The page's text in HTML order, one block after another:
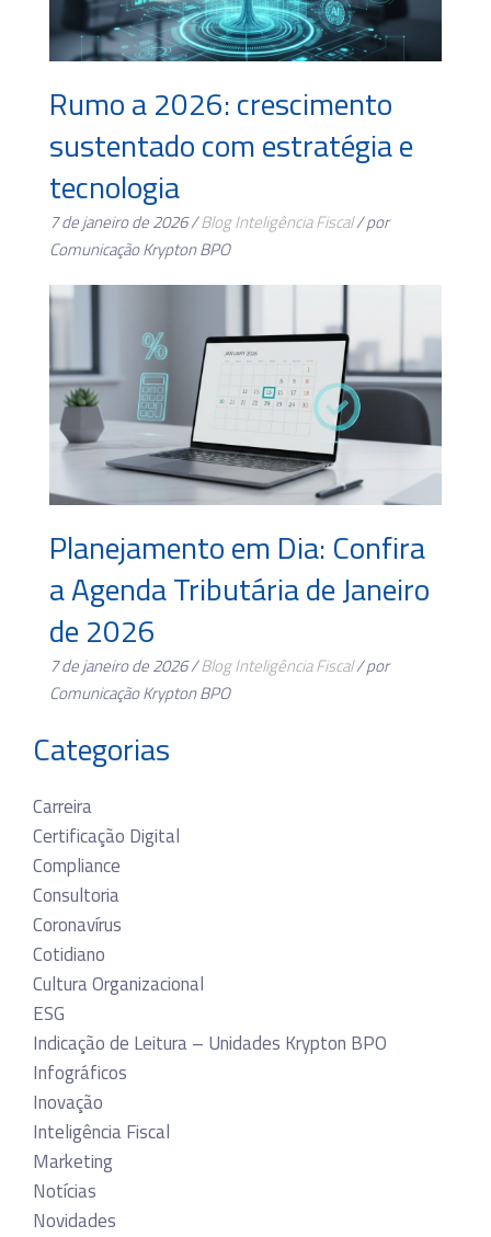
Rumo a 2026: crescimento
sustentado com estratégia e
tecnologia
7 de janeiro de 2026 /BlogInteligência Fiscal/ por
Comunicação Krypton BPO
Planejamento em Dia: Confira
a Agenda Tributária de Janeiro
de 2026
7 de janeiro de 2026 /BlogInteligência Fiscal/ por
Comunicação Krypton BPO
Categorias
Carreira
Certificação Digital
Compliance
Consultoria
Coronavírus
Cotidiano
Cultura Organizacional
ESG
Indicação de Leitura – Unidades Krypton BPO
Infográficos
Inovação
Inteligência Fiscal
Marketing
Notícias
Novidades